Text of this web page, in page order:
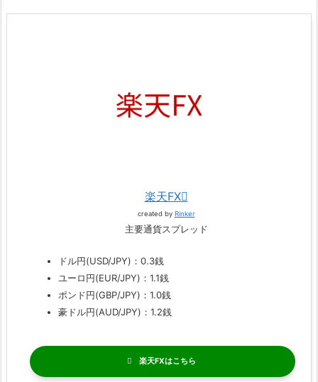
楽天FX
created by Rinker
主要通貨スプレッド
ドル円(USD/JPY)：0.3銭
ユーロ円(EUR/JPY)：1.1銭
ポンド円(GBP/JPY)：1.0銭
豪ドル円(AUD/JPY)：1.2銭
楽天FX